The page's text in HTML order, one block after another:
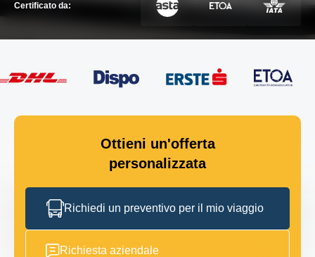
Certificato da:
Ottieni un'offerta
personalizzata
Richiedi un preventivo per il mio viaggio
Richiesta aziendale